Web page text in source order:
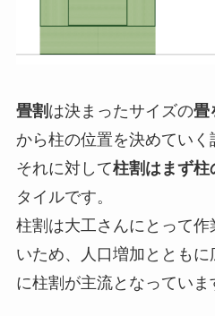
畳割 は決まったサイズの畳
から柱の位置を決めていく
それに対して柱割はまず柱
タイルです。
柱割は大工さんにとって作
いため、人口増加ととも
に柱割が主流となっていま